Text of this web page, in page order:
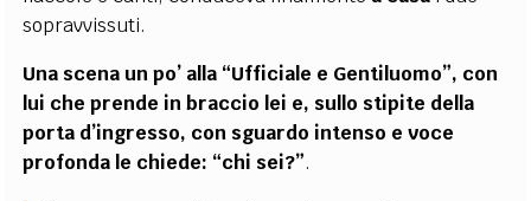
sopravvissuti.
Una scena un po’ alla “Ufficiale e Gentiluomo”, con
lui che prende in braccio lei e, sullo stipite della
porta d’ingresso, con sguardo intenso e voce
profonda le chiede: “chi sei?”.